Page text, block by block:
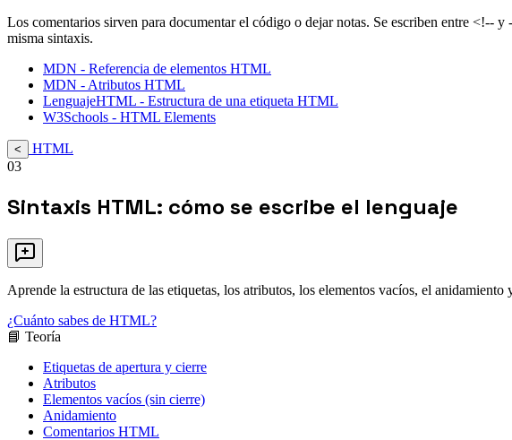
Los comentarios sirven para documentar el código o dejar notas. Se escriben entre <!--
misma sintaxis.
MDN - Referencia de elementos HTML
MDN - Atributos HTML
LenguajeHTML - Estructura de una etiqueta HTML
W3Schools - HTML Elements
<
HTML
03
Sintaxis HTML: cómo se escribe el lenguaje
Aprende la estructura de las etiquetas, los atributos, los elementos vacíos, el
¿Cuánto sabes de HTML?
📘 Teoría
Etiquetas de apertura y cierre
Atributos
Elementos vacíos (sin cierre)
Anidamiento
Comentarios HTML